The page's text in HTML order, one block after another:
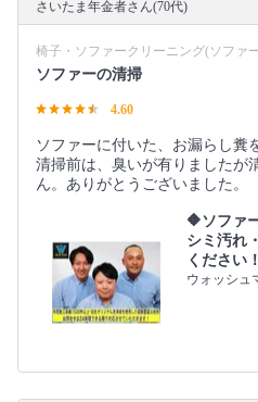
さいたま年金者さん(70代)
椅子・ソファークリーニング(ソファ
ソファーの清掃
4.60
ソファーに付いた、お漏らし糞
清掃前は、臭いが有りましたが
ん。ありがとうございました。
🔶ソファ
シミ汚れ
ください
ウォッシュ